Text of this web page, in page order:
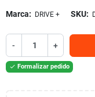
Marca: DRIVE + SKU:
- +
 Formalizar pedido